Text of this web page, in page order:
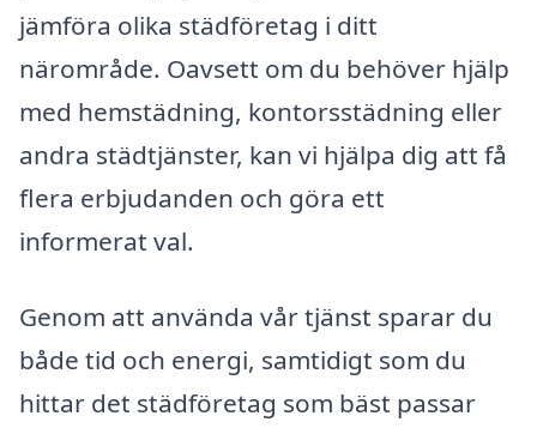
jämföra olika städföretag i ditt
närområde. Oavsett om du behöver hjälp
med hemstädning, kontorsstädning eller
andra städtjänster, kan vi hjälpa dig att få
flera erbjudanden och göra ett
informerat val.
Genom att använda vår tjänst sparar du
både tid och energi, samtidigt som du
hittar det städföretag som bäst passar